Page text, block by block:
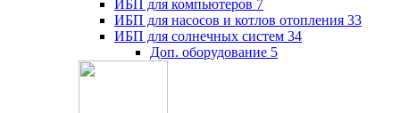
ИБП для компьютеров 7
ИБП для насосов и котлов отопления 33
ИБП для солнечных систем 34
Доп. оборудование 5